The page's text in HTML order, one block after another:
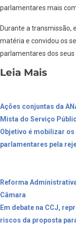
parlamentares mais
Durante a transmissão,
matéria e convidou os
parlamentares dos seus
Leia Mais
Ações conjuntas da
Mista do Serviço
Objetivo é mobilizar
parlamentares pela
Reforma
Câmara
Em debate na CCJ,
riscos da proposta